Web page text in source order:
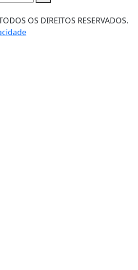
OS DIREITOS RESERVADOS.